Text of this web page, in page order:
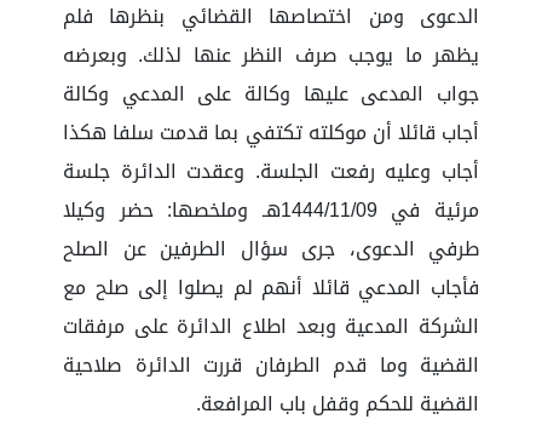
الدعوى ومن اختصاصها القضائي بنظرها فلم
يظهر ما يوجب صرف النظر عنها لذلك. وبعرضه
جواب المدعى عليها وكالة على المدعي وكالة
أجاب قائلا أن موكلته تكتفي بما قدمت سلفا هكذا
أجاب وعليه رفعت الجلسة. وعقدت الدائرة جلسة
مرئية في 1444/11/09هـ وملخصها: حضر وكيلا
طرفي الدعوى، جرى سؤال الطرفين عن الصلح
فأجاب المدعي قائلا أنهم لم يصلوا إلى صلح مع
الشركة المدعية وبعد اطلاع الدائرة على مرفقات
القضية وما قدم الطرفان قررت الدائرة صلاحية
القضية للحكم وقفل باب المرافعة.